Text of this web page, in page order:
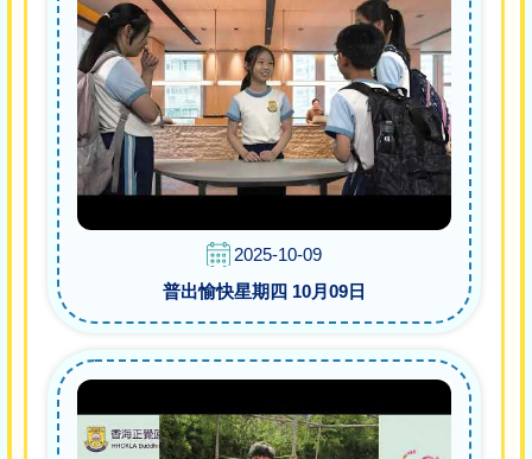
2025-10-09
普出愉快星期四 10月09日